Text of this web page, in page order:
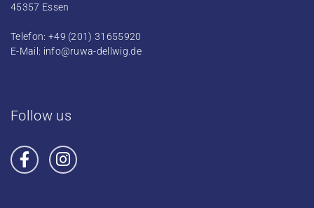
45357 Essen
Telefon: +49 (201) 31655920
E-Mail: info@ruwa-dellwig.de
Follow us